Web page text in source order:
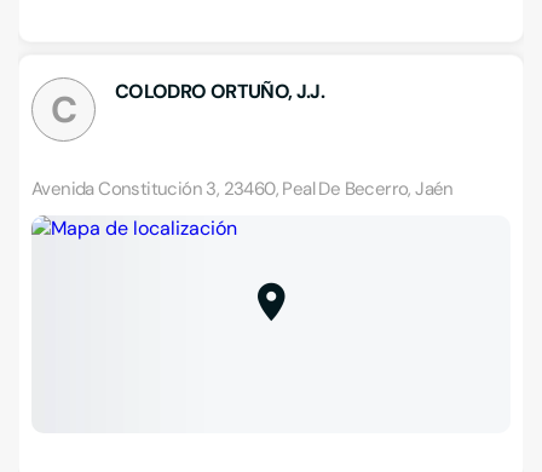
C COLODRO ORTUÑO, J.J.
Avenida Constitución 3, 23460, Peal De Becerro, Jaén